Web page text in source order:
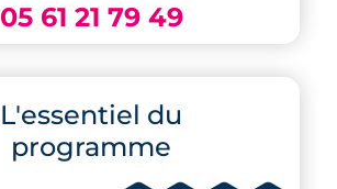
05 61 21 79 49
L'essentiel du
programme